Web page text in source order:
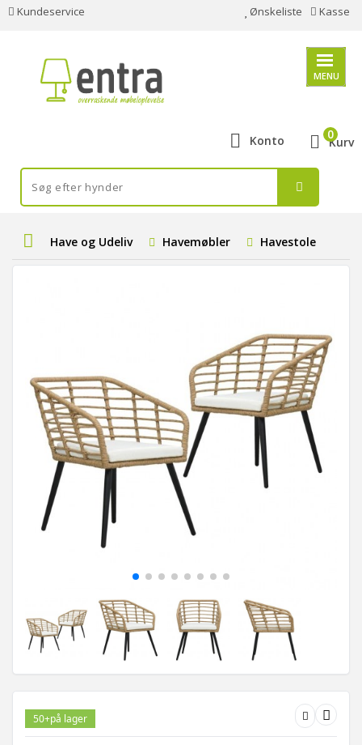
Kundeservice Ønskeliste Kasse
MENU
Konto Kurv
0
Have og Udeliv Havemøbler Havestole
50+på lager